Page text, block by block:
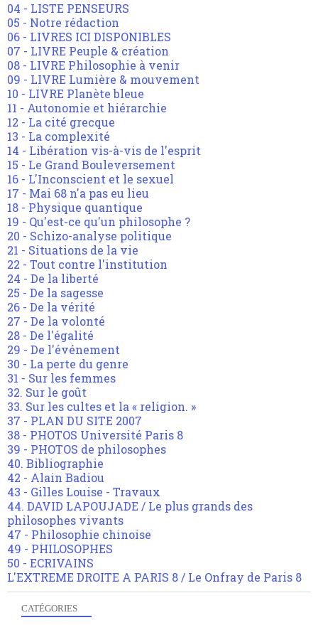
04 - LISTE PENSEURS
05 - Notre rédaction
06 - LIVRES ICI DISPONIBLES
07 - LIVRE Peuple & création
08 - LIVRE Philosophie à venir
09 - LIVRE Lumière & mouvement
10 - LIVRE Planète bleue
11 - Autonomie et hiérarchie
12 - La cité grecque
13 - La complexité
14 - Libération vis-à-vis de l'esprit
15 - Le Grand Bouleversement
16 - L'Inconscient et le sexuel
17 - Mai 68 n'a pas eu lieu
18 - Physique quantique
19 - Qu'est-ce qu'un philosophe ?
20 - Schizo-analyse politique
21 - Situations de la vie
22 - Tout contre l'institution
24 - De la liberté
25 - De la sagesse
26 - De la vérité
27 - De la volonté
28 - De l'égalité
29 - De l'événement
30 - La perte du genre
31 - Sur les femmes
32. Sur le goût
33. Sur les cultes et la « religion. »
37 - PLAN DU SITE 2007
38 - PHOTOS Université Paris 8
39 - PHOTOS de philosophes
40. Bibliographie
42 - Alain Badiou
43 - Gilles Louise - Travaux
44. DAVID LAPOUJADE / Le plus grands des
philosophes vivants
47 - Philosophie chinoise
49 - PHILOSOPHES
50 - ECRIVAINS
L'EXTREME DROITE A PARIS 8 / Le Onfray de Paris 8
CATÉGORIES